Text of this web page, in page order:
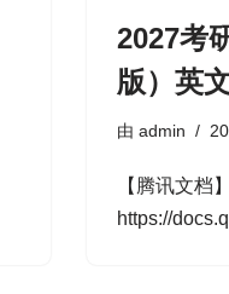
2027考
版）英
由 admin
【腾讯文档
https://